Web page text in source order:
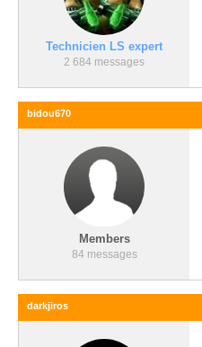
Technicien LS expert
2 684 messages
bidou670
Members
84 messages
darkjiros